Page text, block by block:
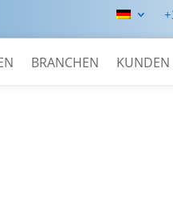
BRANCHEN KUNDEN